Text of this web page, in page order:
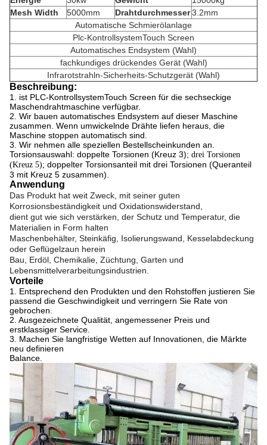
Mesh Width
5000mm Drahtdurchmesser3.2mm
Automatische Schmierölanlage
Plc-KontrollsystemTouch Screen
Automatisches Endsystem (Wahl)
fachkundiges drückendes Gerät (Wahl)
Infrarotstrahln-Sicherheits-Schutzgerät (Wahl)
Beschreibung:
1.
ist PLC-KontrollsystemTouch Screen für die sechseckige
Maschendrahtmaschine verfügbar.
2. Wir bauen automatisches Endsystem auf dieser Maschine
zusammen. Wenn umwickelnde Drähte liefen heraus, die
Maschine stoppen automatisch sind.
3. Wir nehmen alle speziellen Bestellscheinkunden an.
Torsionsauswahl: doppelte Torsionen (Kreuz 3); drei Torsionen
(Kreuz 5); doppelter Torsionsanteil mit drei Torsionen (Queranteil
3 mit Kreuz 5 zusammen).
Anwendung
Das Produkt hat weit Zweck, mit seiner guten
Korrosionsbeständigkeit und Oxidationswiderstand,
dient gut wie sich verstärken, der Schutz und Temperatur, die
Materialien in Form halten
Maschenbehälter, Steinkäfig, Isolierungswand, Kesselabdeckung
oder Geflügelzaun herein
Bau, Erdöl, Chemikalie, Züchtung, Garten und
Lebensmittelverarbeitungsindustrien.
Vorteile
1. Entsprechend den Produkten und den Rohstoffen justieren Sie
passend die Geschwindigkeit und verringern Sie Rate von
gebrochen.
2. Ausgezeichnete Qualität, angemessener Preis und
erstklassiger Service.
3. Machen Sie langfristige Wetten auf Innovationen, die Märkte
neu definieren
Balance.